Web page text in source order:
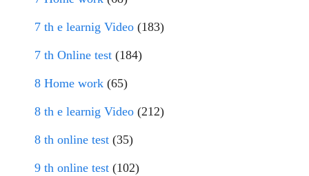
7 th e learnig Video (183)
7 th Online test (184)
8 Home work (65)
8 th e learnig Video (212)
8 th online test (35)
9 th online test (102)